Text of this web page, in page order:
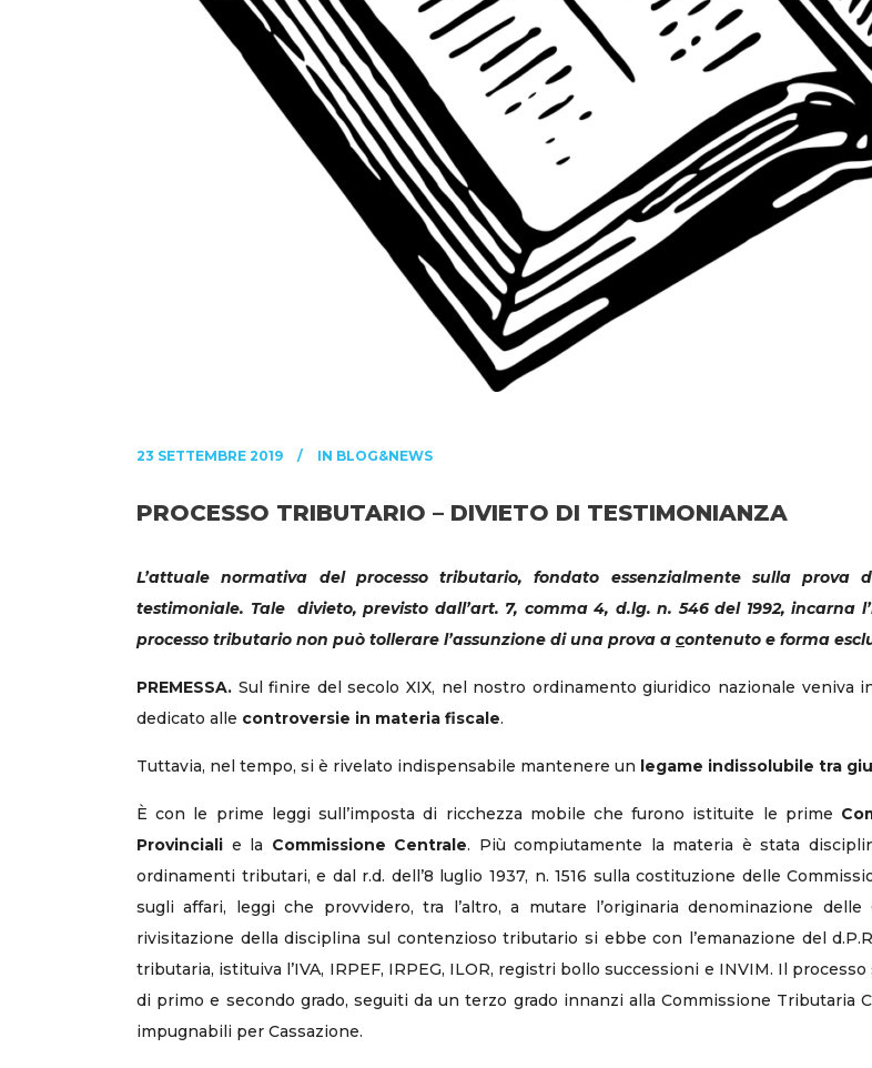
23 SETTEMBRE 2019 IN BLOG&NEWS
PROCESSO TRIBUTARIO – DIVIETO DI TESTIMONIANZA
L’attuale normativa del processo tributario, fondato essenzialmente sulla prova
testimoniale. Tale
divieto, previsto dall’art. 7, comma 4, d.lg. n. 546 del 1992,
processo tributario non può tollerare l’assunzione di una prova a contenuto e forma
PREMESSA. Sul finire del secolo XIX, nel nostro ordinamento giuridico nazionale
dedicato alle controversie in materia fiscale.
Tuttavia, nel tempo, si è rivelato indispensabile mantenere un legame indissolubile tra
È con le prime leggi sull’imposta di ricchezza mobile che furono istituite le prime
Provinciali e la Commissione Centrale. Più compiutamente la materia è stata
ordinamenti tributari, e dal r.d. dell’8 luglio 1937, n. 1516 sulla costituzione delle
sugli affari, leggi che provvidero, tra l’altro, a mutare l’originaria denominazione
rivisitazione della disciplina sul contenzioso tributario si ebbe con l’emanazione del
tributaria, istituiva l’IVA, IRPEF, IRPEG, ILOR, registri bollo successioni e INVIM. Il
di primo e secondo grado, seguiti da un terzo grado innanzi alla Commissione Tributaria
impugnabili per Cassazione.